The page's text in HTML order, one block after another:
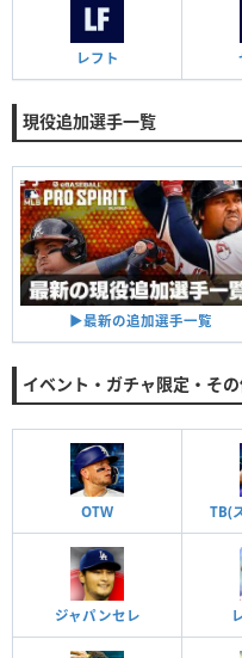
レフト
現役追加選手一覧
▶︎最新の追加選手一覧
イベント・ガチャ限定・そ
OTW TB(
ジャパンセレ